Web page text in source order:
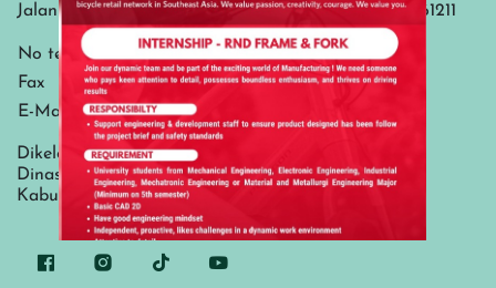
Jalan Gubernur Suryo No. 1 Sidoarjo - Jawa Timur, 61211
No telp
(031) 8921946, 8921960, 8921853
Fax
(031) 8941145
E-Mail
diskominfo@sidoarjokab.go.id
Dikelola oleh :
Dinas Komunikasi dan Informatika
Kabupaten Sidoarjo